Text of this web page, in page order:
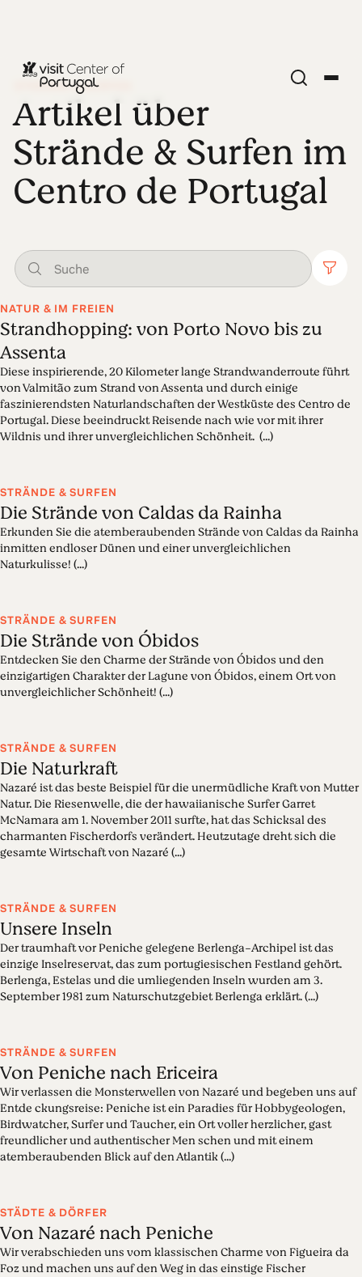
STRÄNDE & SURFEN
Artikel über
Strände & Surfen im
Centro de Portugal
NATUR & IM FREIEN
Strandhopping: von Porto Novo bis zu
Assenta
Diese inspirierende, 20 Kilometer lange Strandwanderroute führt
von Valmitão zum Strand von Assenta und durch einige
faszinierendsten Naturlandschaften der Westküste des Centro de
Portugal. Diese beeindruckt Reisende nach wie vor mit ihrer
Wildnis und ihrer unvergleichlichen Schönheit. (...)
STRÄNDE & SURFEN
Die Strände von Caldas da Rainha
Erkunden Sie die atemberaubenden Strände von Caldas da Rainha
inmitten endloser Dünen und einer unvergleichlichen
Naturkulisse! (...)
STRÄNDE & SURFEN
Die Strände von Óbidos
Entdecken Sie den Charme der Strände von Óbidos und den
einzigartigen Charakter der Lagune von Óbidos, einem Ort von
unvergleichlicher Schönheit! (...)
STRÄNDE & SURFEN
Die Naturkraft
Nazaré ist das beste Beispiel für die unermüdliche Kraft von Mutter
Natur. Die Riesenwelle, die der hawaiianische Surfer Garret
McNamara am 1. November 2011 surfte, hat das Schicksal des
charmanten Fischerdorfs verändert. Heutzutage dreht sich die
gesamte Wirtschaft von Nazaré (...)
STRÄNDE & SURFEN
Unsere Inseln
Der traumhaft vor Peniche gelegene Berlenga-Archipel ist das
einzige Inselreservat, das zum portugiesischen Festland gehört.
Berlenga, Estelas und die umliegenden Inseln wurden am 3.
September 1981 zum Naturschutzgebiet Berlenga erklärt. (...)
STRÄNDE & SURFEN
Von Peniche nach Ericeira
Wir verlassen die Monsterwellen von Nazaré und begeben uns auf
Entde ckungsreise: Peniche ist ein Paradies für Hobbygeologen,
Birdwatcher, Surfer und Taucher, ein Ort voller herzlicher, gast
freundlicher und authentischer Men schen und mit einem
atemberaubenden Blick auf den Atlantik (...)
STÄDTE & DÖRFER
Von Nazaré nach Peniche
Wir verabschieden uns vom klassischen Charme von Figueira da
Foz und machen uns auf den Weg in das einstige Fischer